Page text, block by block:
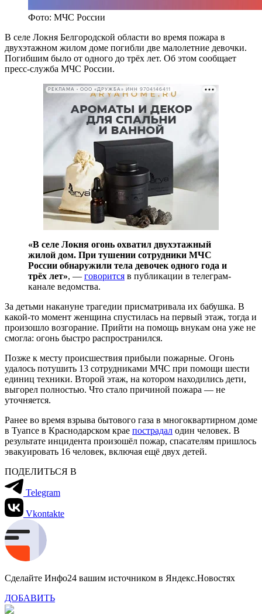
Фото: МЧС России
В селе Локня Белгородской области во время пожара в
двухэтажном жилом доме погибли две малолетние девочки.
Погибшим было от одного до трёх лет. Об этом сообщает
пресс-служба МЧС России.
РЕКЛАМА • ООО «ДРУЖБА» ИНН 9704146411
«В селе Локня огонь охватил двухэтажный
жилой дом. При тушении сотрудники МЧС
России обнаружили тела девочек одного года и
трёх лет», — говорится в публикации в телеграм-
канале ведомства.
За детьми накануне трагедии присматривала их бабушка. В
какой-то момент женщина спустилась на первый этаж, тогда и
произошло возгорание. Прийти на помощь внукам она уже не
смогла: огонь быстро распространился.
Позже к месту происшествия прибыли пожарные. Огонь
удалось потушить 13 сотрудниками МЧС при помощи шести
единиц техники. Второй этаж, на котором находились дети,
выгорел полностью. Что стало причиной пожара — не
уточняется.
Ранее во время взрыва бытового газа в многоквартирном доме
в Туапсе в Краснодарском крае пострадал один человек. В
результате инцидента произошёл пожар, спасателям пришлось
эвакуировать 16 человек, включая ещё двух детей.
ПОДЕЛИТЬСЯ В
Telegram
Vkontakte
Сделайте Инфо24 вашим источником в Яндекс.Новостях
ДОБАВИТЬ